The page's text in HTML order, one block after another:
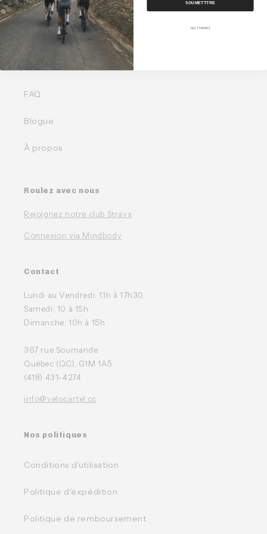
Liens rapides
Nos Bundles
FAQ
Blogue
À propos
Roulez avec nous
Rejoignez notre club Strava
Connexion via Mindbody
Contact
Lundi au Vendredi: 11h à 17h30
Samedi: 10 à 15h
Dimanche: 10h à 15h
367 rue Soumande
Québec (QC), G1M 1A5
(418) 431-4274
info@velocartel.cc
Nos politiques
Conditions d'utilisation
Politique d'expédition
Politique de remboursement
SOUMETTTRE
NO, THANKS